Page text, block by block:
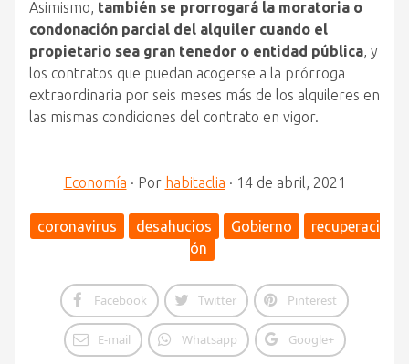
Asimismo, también se prorrogará la moratoria o
condonación parcial del alquiler cuando el
propietario sea gran tenedor o entidad pública, y
los contratos que puedan acogerse a la prórroga
extraordinaria por seis meses más de los alquileres en
las mismas condiciones del contrato en vigor.
Economía · Por habitaclia · 14 de abril, 2021
coronavirus desahucios Gobierno
recuperaci
ón
Facebook Twitter Pinterest
E-mail Whatsapp Google+